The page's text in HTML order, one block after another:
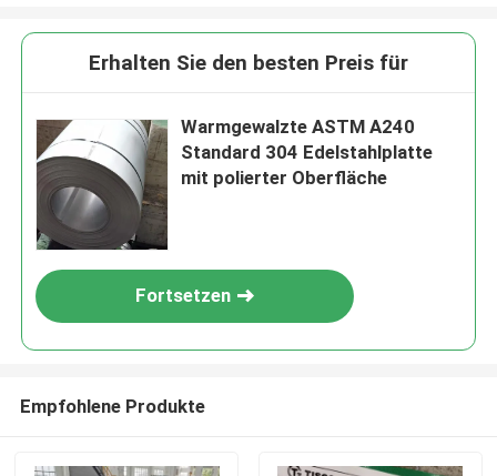
Erhalten Sie den besten Preis für
Warmgewalzte ASTM A240
Standard 304 Edelstahlplatte
mit polierter Oberfläche
Fortsetzen
Empfohlene Produkte